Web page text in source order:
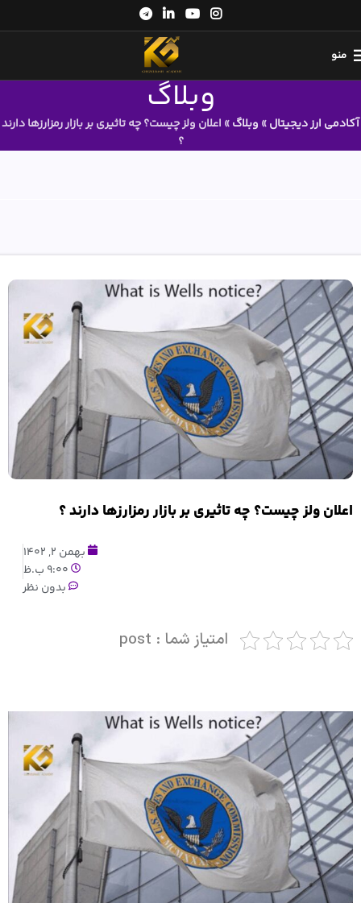
منو
وبلاگ
آکادمی ارز دیجیتال» وبلاگ» اعلان ولز چیست؟ چه تاثیری بر بازار رمزارزها دارند
؟
اعلان ولز چیست؟ چه تاثیری بر بازار رمزارزها دارند ؟
بهمن 2, 1402
9:00 ب.ظ
بدون نظر
امتیاز شما : post